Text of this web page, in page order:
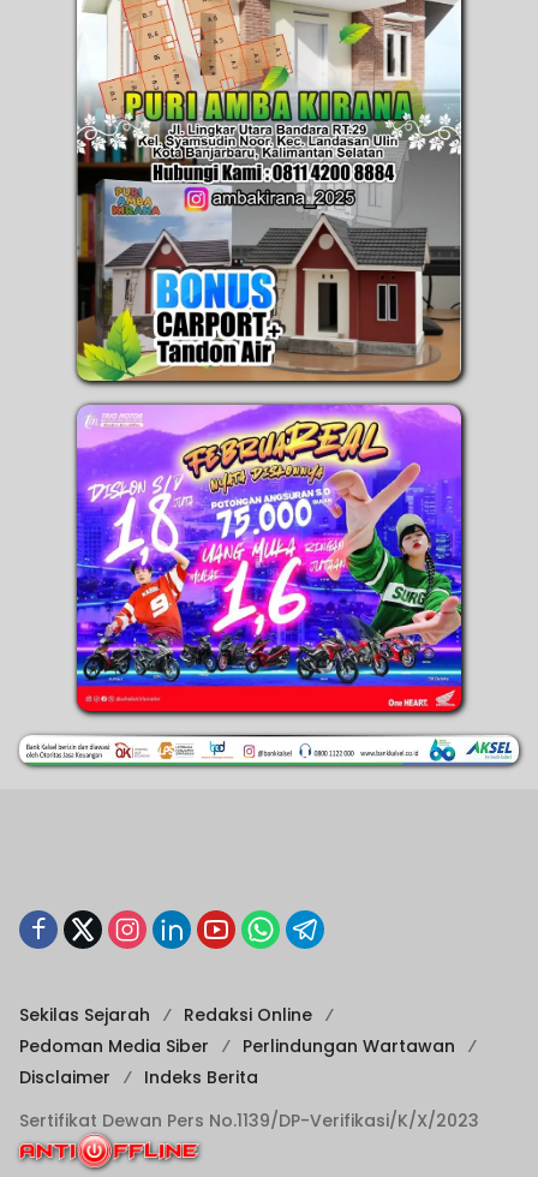
Sekilas Sejarah
Redaksi Online
Pedoman Media Siber
Perlindungan Wartawan
Disclaimer
Indeks Berita
Sertifikat Dewan Pers No.1139/DP-Verifikasi/K/X/2023